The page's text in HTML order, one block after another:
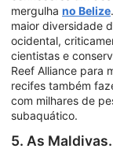
mergulha no Belize
maior diversidade
ocidental,
cientistas e
Reef Alliance para
recifes também
com milhares de
subaquático.
5. As Maldivas.